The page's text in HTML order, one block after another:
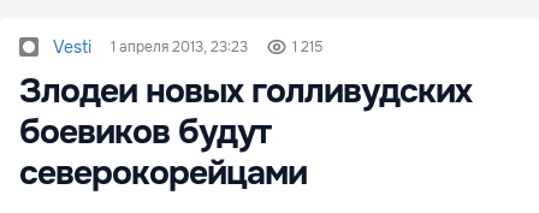
Vesti 1 апреля 2013, 23:23 1 215
Злодеи новых голливудских
боевиков будут
северокорейцами